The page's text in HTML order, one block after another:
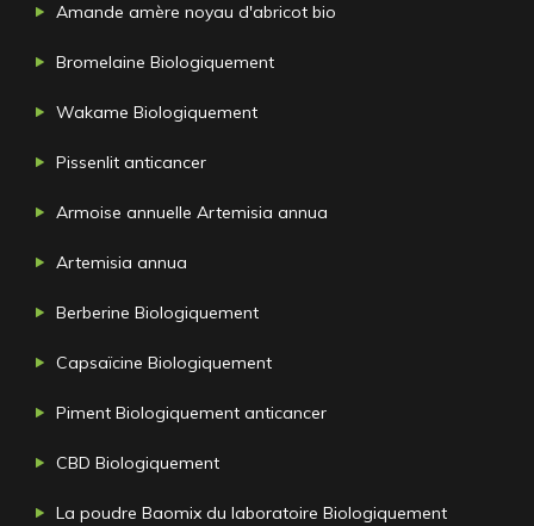
Amande amère noyau d'abricot bio
Bromelaine Biologiquement
Wakame Biologiquement
Pissenlit anticancer
Armoise annuelle Artemisia annua
Artemisia annua
Berberine Biologiquement
Capsaïcine Biologiquement
Piment Biologiquement anticancer
CBD Biologiquement
La poudre Baomix du laboratoire Biologiquement